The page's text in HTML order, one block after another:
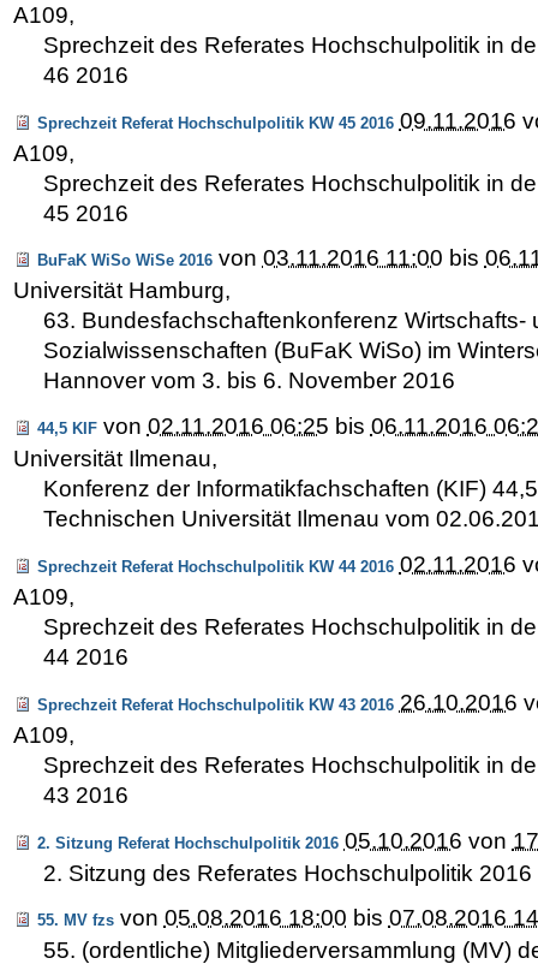
A109,
Sprechzeit des Referates Hochschulpolitik in
46 2016
Sprechzeit Referat Hochschulpolitik KW 45 2016 09.11.2016
A109,
Sprechzeit des Referates Hochschulpolitik in
45 2016
BuFaK WiSo WiSe 2016 von 03.11.2016 11:00 bis
Universität Hamburg,
63. Bundesfachschaftenkonferenz Wirtschafts-
Sozialwissenschaften (BuFaK WiSo) im
Hannover vom 3. bis 6. November 2016
44,5 KIF von 02.11.2016 06:25 bis 06.11.2016
Universität Ilmenau,
Konferenz der Informatikfachschaften (KIF)
Technischen Universität Ilmenau vom
Sprechzeit Referat Hochschulpolitik KW 44 2016 02.11.2016
A109,
Sprechzeit des Referates Hochschulpolitik in
44 2016
Sprechzeit Referat Hochschulpolitik KW 43 2016 26.10.2016
A109,
Sprechzeit des Referates Hochschulpolitik in
43 2016
2. Sitzung Referat Hochschulpolitik 2016 05.10.2016 von
2. Sitzung des Referates Hochschulpolitik 2016
55. MV fzs von 05.08.2016 18:00 bis 07.08.2016
55. (ordentliche) Mitgliederversammlung (MV)